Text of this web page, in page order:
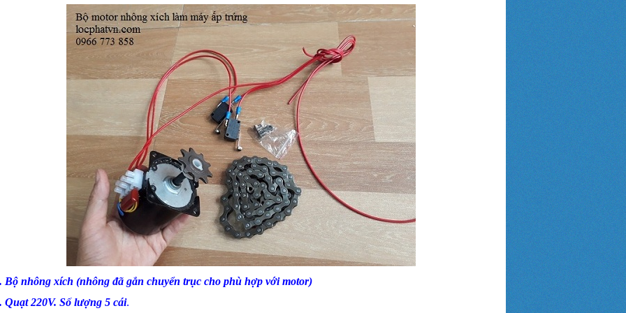
Bộ nhông xích (nhông đã gắn chuyển trục cho phù hợp với motor)
Quạt 220V. Số lượng 5 cái.